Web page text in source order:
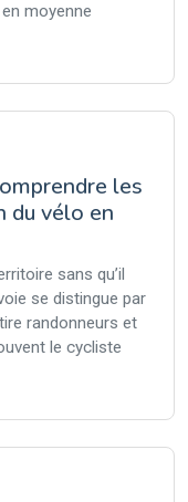
moyenne
les
du vélo en
sans qu’il
se distingue par
randonneurs et
le cycliste